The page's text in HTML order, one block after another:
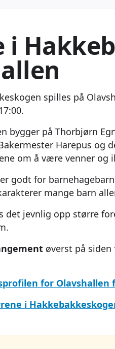
i
spilles på
bygger på Thorbjørn
Harepus og
om å være venner og
godt for
mange barn
det jevnlig opp større
øverst på
for
i